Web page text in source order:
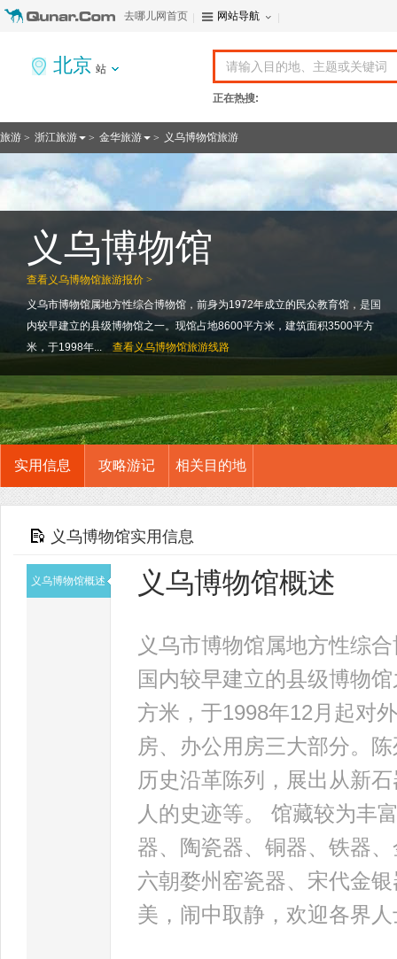
去哪儿网首页 网站导航
北京 站
正在热搜:
旅游 > 浙江旅游 > 金华旅游 > 义乌博物馆旅游
查看义乌博物馆旅游报价 >
义乌博物馆
义乌市博物馆属地方性综合博物馆，前身为1972年成立的民众教育馆，是国
内较早建立的县级博物馆之一。现馆占地8600平方米，建筑面积3500平方
米，于1998年...
查看义乌博物馆旅游线路
实用信息 攻略游记 相关目的地
义乌博物馆实用信息
义乌博物馆概述 义乌博物馆概述
义乌市博物馆属地方性综
国内较早建立的县级博物
方米，于1998年12月起对
房、办公用房三大部分。
历史沿革陈列，展出从新
人的史迹等。 馆藏较为丰
器、陶瓷器、铜器、铁器
六朝婺州窑瓷器、宋代金
美，闹中取静，欢迎各界